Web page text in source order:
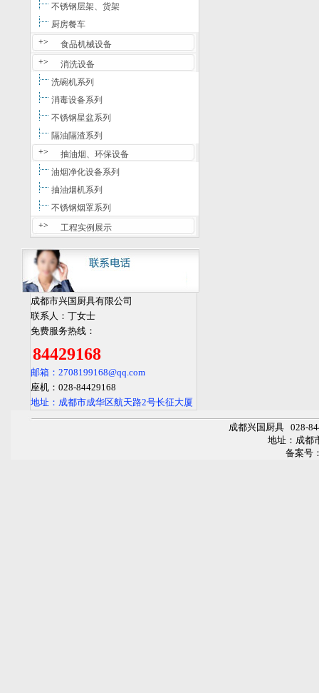
不锈钢层架、货架
厨房餐车
+>
食品机械设备
+>
消洗设备
洗碗机系列
消毒设备系列
不锈钢星盆系列
隔油隔渣系列
+>
抽油烟、环保设备
油烟净化设备系列
抽油烟机系列
不锈钢烟罩系列
+>
工程实例展示
成都市兴国厨具有限公司
联系人：丁女士
免费服务热线：
84429168
邮箱：2708199168@qq.com
座机：028-84429168
地址：成都市成华区航天路2号长征大厦
成都兴国厨具 028-
地址：成都
备案号